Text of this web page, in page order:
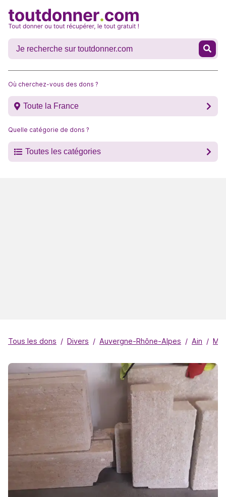
Où cherchez-vous des dons ?
Toute la France
Quelle catégorie de dons ?
Toutes les catégories
Tous les dons Divers Auvergne-Rhône-Alpes Ain